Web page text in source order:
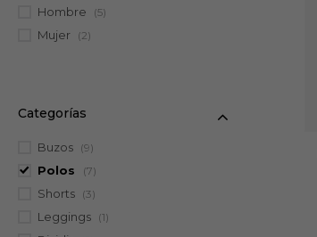
Categorías
Buzos (9)
Polos (7)
Shorts (3)
Leggings (1)
Hombre (5)
Mujer (2)